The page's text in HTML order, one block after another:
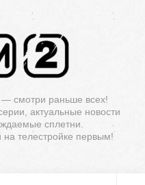
смотри раньше всех!
актуальные новости
сплетни.
телестройке первым!